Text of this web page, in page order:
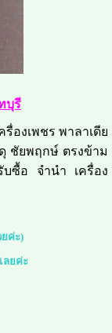
บุรี
องเพชร พาลาเดีย
ชัยพฤกษ์ ตรงข้าม
ซื้อ จำนำ เครื่อง
ค่ะ)
ลยค่ะ